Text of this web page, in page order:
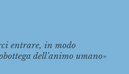
entrare, in modo
dell’animo umano»